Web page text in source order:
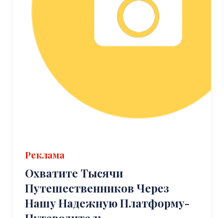
Реклама
Охватите Тысячи
Путешественников Через
Нашу Надежную Платформу-